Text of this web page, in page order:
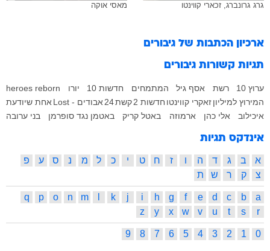
גרג גרונברג, זכארי קווינטו מאסי אוקה
ארכיון הכתבות של גיבורים
תגיות קשורות גיבורים
ערוץ 10 רשת אסף גיל המתמחים חדשות 10 יורו
heroes reborn
המירוץ למיליוןזאקרי קווינטו חדשות 2 קשת24אבודים - Lost
אחת שיודעת
איכילוב
אלי כהן ארמוזה באטל קריק באטמן נגד סופרמן בני ערובה
אינדקס תגיות
א ב ג ד ה ו ז ח ט י כ ל מ נ ס ע
פ
צ
ק ר ש ת
a
b
c
d
e
f
g
h
i
j
k
m
n
o
p
q
r
s
t
u
v
w
x
y
z
0
1
2
3
4
5
6
7
8
9